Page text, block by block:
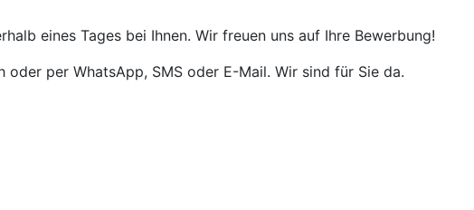
eines Tages bei Ihnen. Wir freuen uns auf Ihre Bewerbung!
oder per WhatsApp, SMS oder E-Mail. Wir sind für Sie da.